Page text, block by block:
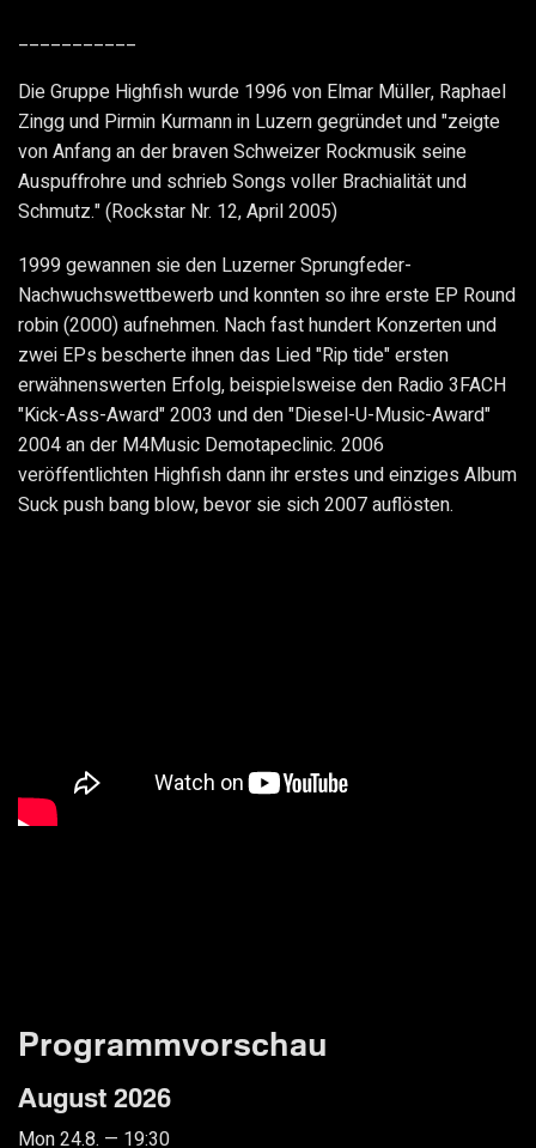
___________
Die Gruppe Highfish wurde 1996 von Elmar Müller, Raphael
Zingg und Pirmin Kurmann in Luzern gegründet und "zeigte
von Anfang an der braven Schweizer Rockmusik seine
Auspuffrohre und schrieb Songs voller Brachialität und
Schmutz." (Rockstar Nr. 12, April 2005)
1999 gewannen sie den Luzerner Sprungfeder-
Nachwuchswettbewerb und konnten so ihre erste EP Round
robin (2000) aufnehmen. Nach fast hundert Konzerten und
zwei EPs bescherte ihnen das Lied "Rip tide" ersten
erwähnenswerten Erfolg, beispielsweise den Radio 3FACH
"Kick-Ass-Award" 2003 und den "Diesel-U-Music-Award"
2004 an der M4Music Demotapeclinic. 2006
veröffentlichten Highfish dann ihr erstes und einziges Album
Suck push bang blow, bevor sie sich 2007 auflösten.
Programmvorschau
August 2026
Mon 24.8. — 19:30